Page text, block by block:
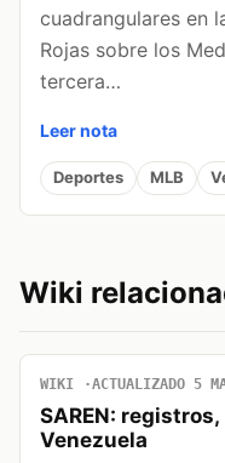
cuadrangulares en
Rojas sobre los
tercera…
Leer nota
Deportes MLB
Wiki
WIKI ACTUALIZADO 5
SAREN:
Venezuela